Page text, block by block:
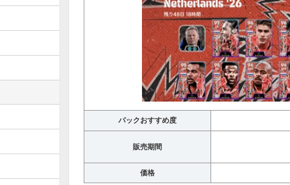
パックおすすめ度
販売期間
価格